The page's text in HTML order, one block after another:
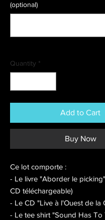
(optional)
Quantity *
Add to Cart
Buy Now
Ce lot comporte :
- Le livre "Aborder le
CD téléchargeable)
- Le CD "Live à l'Ouest de la
- Le tee shirt "Sound Has To